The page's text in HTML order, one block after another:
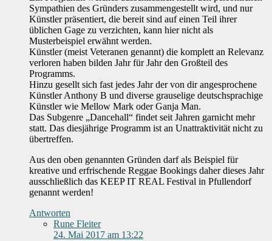
Sympathien des Gründers zusammengestellt wird, und nur
Künstler präsentiert, die bereit sind auf einen Teil ihrer
üblichen Gage zu verzichten, kann hier nicht als
Musterbeispiel erwähnt werden.
Künstler (meist Veteranen genannt) die komplett an Relevanz
verloren haben bilden Jahr für Jahr den Großteil des
Programms.
Hinzu gesellt sich fast jedes Jahr der von dir angesprochene
Künstler Anthony B und diverse grauselige deutschsprachige
Künstler wie Mellow Mark oder Ganja Man.
Das Subgenre „Dancehall“ findet seit Jahren garnicht mehr
statt. Das diesjährige Programm ist an Unattraktivität nicht zu
übertreffen.
Aus den oben genannten Gründen darf als Beispiel für
kreative und erfrischende Reggae Bookings daher dieses Jahr
ausschließlich das KEEP IT REAL Festival in Pfullendorf
genannt werden!
Antworten
Rune Fleiter
24. Mai 2017 am 13:22